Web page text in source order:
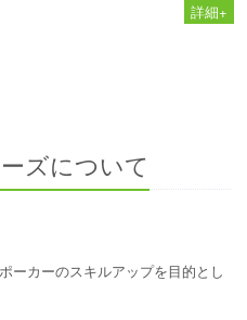
詳細+
ズについて
ーカーのスキルアップを目的とし